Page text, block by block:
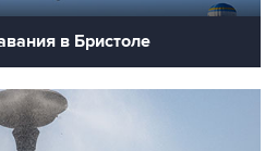
в Бристоле